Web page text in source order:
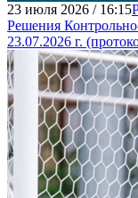
23 июля 2026 / 16:15
Решения
23.07.2026 г.